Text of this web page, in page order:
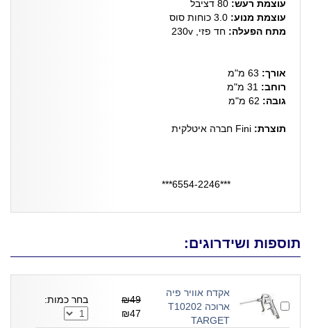
עוצמת רעש:
עוצמת מנוע:
מתח הפעלה: חד פזי, 230v
אורך:
רוחב: 31 מ"מ
גובה:
תוצרת:
***6554-2246***
תוספות ושידרוגים:
אקדח אוויר פיה
ארוכה T10202
TARGET
₪49
בחר כמות: